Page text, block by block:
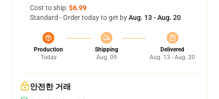
Cost to ship:$6.99
Standard - Order today to get byAug. 13 - Aug. 20
Production
Today
Shipping
Aug. 09
Delivered
Aug. 13 - Aug. 20
안전한 거래